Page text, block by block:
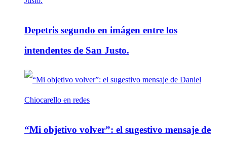
Depetris segundo en imágen entre los
intendentes de San Justo.
“Mi objetivo volver”: el sugestivo mensaje de